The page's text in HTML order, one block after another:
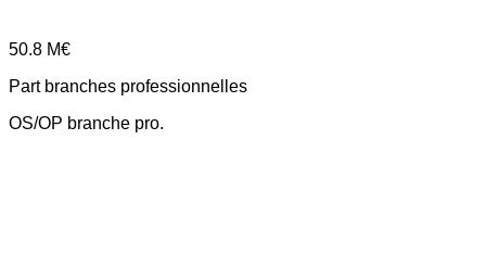
50.8 M€
Part branches professionnelles
OS/OP branche pro.